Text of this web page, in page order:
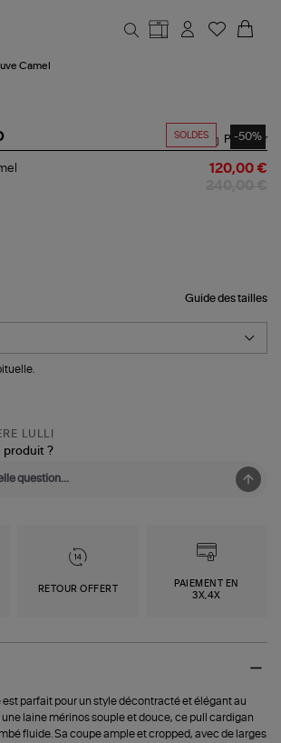
Camel
SOLDES -50%
Partager
120,00 €
Guide des tailles
LULLI
produit ?
RETOUR OFFERT
PAIEMENT EN
3X,4X
est parfait pour un style décontracté et élégant au
laine mérinos souple et douce, ce pull cardigan
fluide. Sa coupe ample et cropped, avec de larges